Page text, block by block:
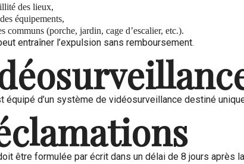
des lieux,
équipements,
communs (porche, jardin, cage d’escalier, etc.).
entraîner l’expulsion sans remboursement.
équipé d’un système de vidéosurveillance destiné
être formulée par écrit dans un délai de 8 jours après